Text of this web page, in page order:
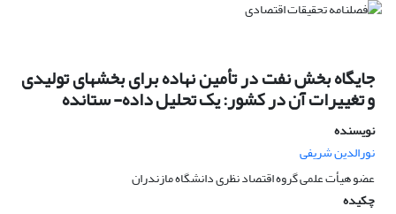
جایگاه بخش نفت در تأمین نهاده برای بخش‏های تولیدی
و تغییرات آن در کشور: یک تحلیل داده- ستانده
نویسنده
نورالدین شریفی
عضو هیأت علمی گروه اقتصاد نظری دانشگاه مازندران
چکیده